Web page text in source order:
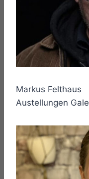
Markus Felthaus
Austellungen